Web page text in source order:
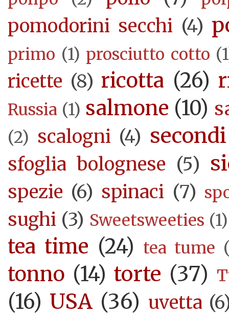
pomodorini secchi (4)
primo (1) prosciutto cotto
ricette (8) ricotta (26)
Russia (1) salmone (10)
(2) scalogni (4) secondi
sfoglia bolognese (5)
spezie (6) spinaci (7)
sughi (3) Sweetsweeties (1)
tea time (24) tea tume
tonno (14) torte (37)
(16) USA (36) uvetta